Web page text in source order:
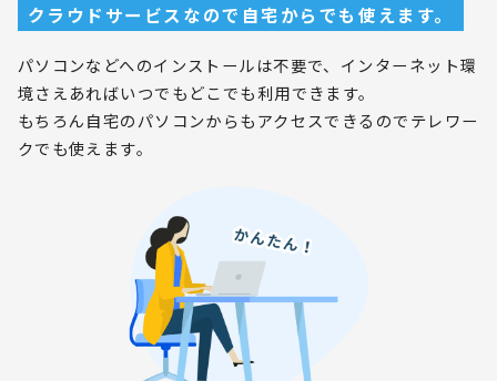
クラウドサービスなので自宅からでも使えます。
パソコンなどへのインストールは不要で、インターネット環
境さえあればいつでもどこでも利用できます。
もちろん自宅のパソコンからもアクセスできるのでテレワー
クでも使えます。